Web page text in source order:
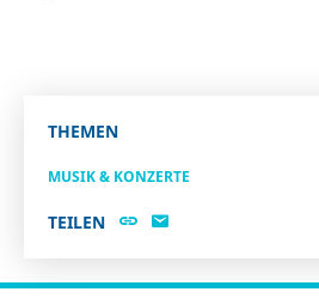
THEMEN
MUSIK & KONZERTE
TEILEN